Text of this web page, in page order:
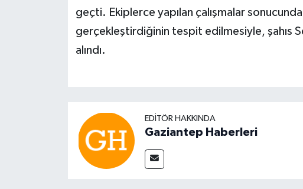
geçti. Ekiplerce yapılan çalışmalar sonucunda
gerçekleştirdiğinin tespit edilmesiyle, şahıs
alındı.
EDITÖR HAKKINDA
Gaziantep Haberleri